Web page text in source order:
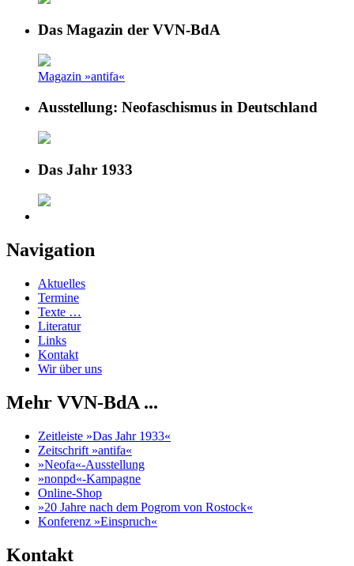
Das Magazin der VVN-BdA
Magazin »antifa«
Ausstellung: Neofaschismus in Deutschland
Das Jahr 1933
Navigation
Aktuelles
Termine
Texte …
Literatur
Links
Kontakt
Wir über uns
Mehr VVN-BdA ...
Zeitleiste »Das Jahr 1933«
Zeitschrift »antifa«
»Neofa«-Ausstellung
»nonpd«-Kampagne
Online-Shop
»20 Jahre nach dem Pogrom von Rostock«
Konferenz »Einspruch«
Kontakt